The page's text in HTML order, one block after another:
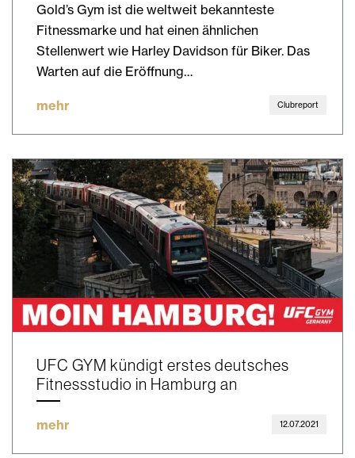
Gold’s Gym ist die weltweit bekannteste
Fitnessmarke und hat einen ähnlichen
Stellenwert wie Harley Davidson für Biker. Das
Warten auf die Eröffnung…
mehr Clubreport
UFC GYM kündigt erstes deutsches
Fitnessstudio in Hamburg an
mehr 12.07.2021